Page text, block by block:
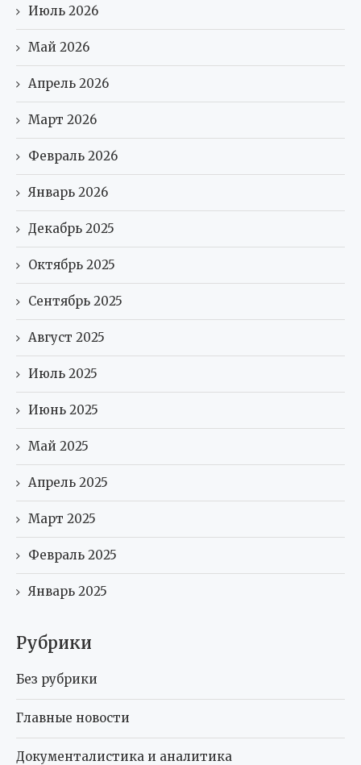
Июль 2026
Май 2026
Апрель 2026
Март 2026
Февраль 2026
Январь 2026
Декабрь 2025
Октябрь 2025
Сентябрь 2025
Август 2025
Июль 2025
Июнь 2025
Май 2025
Апрель 2025
Март 2025
Февраль 2025
Январь 2025
Рубрики
Без рубрики
Главные новости
Документалистика и аналитика